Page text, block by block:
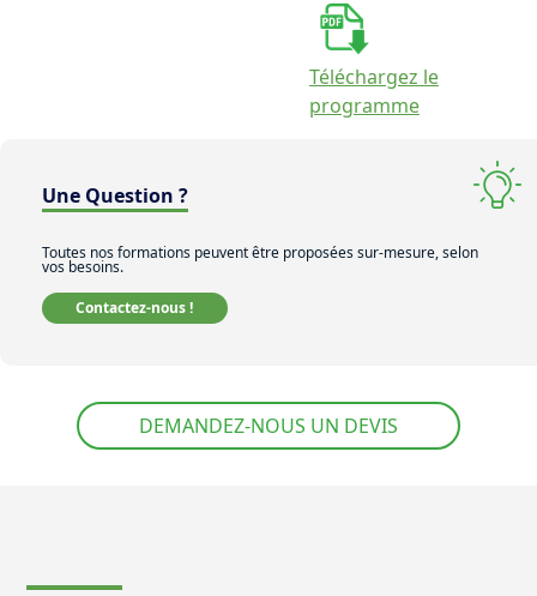
Téléchargez le
programme
Une Question ?
Toutes nos formations peuvent être proposées sur-mesure, selon
vos besoins.
Contactez-nous !
DEMANDEZ-NOUS UN DEVIS